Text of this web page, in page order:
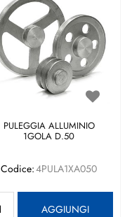
PULEGGIA ALLUMINIO
1GOLA D.50
Codice:4PULA1XA050
AGGIUNGI